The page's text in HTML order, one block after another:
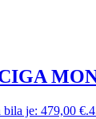
je: 479,00 €.